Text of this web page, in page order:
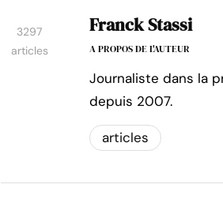
3297
articles
Franck Stassi
A PROPOS DE L'AUTEUR
Journaliste dans la
depuis 2007.
articles